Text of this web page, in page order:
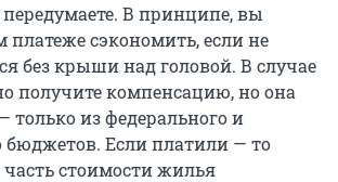
В принципе, вы
платеже сэкономить, если не
без крыши над головой. В случае
получите компенсацию, но она
только из федерального и
бюджетов. Если платили — то
стоимости жилья